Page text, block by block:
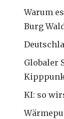
Warum
Burg
Globaler
KI: so